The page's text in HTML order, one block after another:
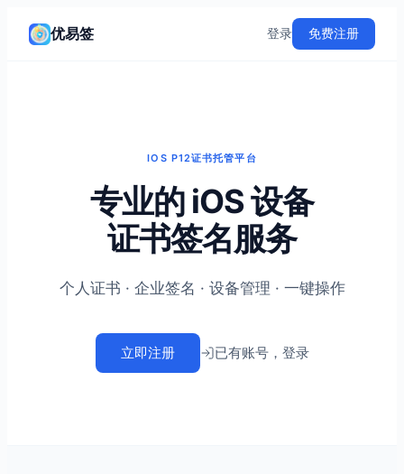
优易签 登录 免费注册
IOS P12证书托管平台
专业的 iOS 设备
证书签名服务
个人证书 · 企业签名 · 设备管理 · 一键操作
立即注册 已有账号，登录